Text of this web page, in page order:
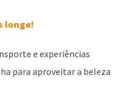
longe!
e experiências
para aproveitar a beleza